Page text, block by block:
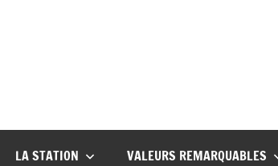
LA STATION VALEURS REMARQUABLES